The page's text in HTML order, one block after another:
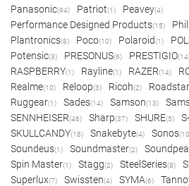
Panasonic(94) Patriot(1) Peavey(4)
Performance Designed Products(15)
Plantronics(8) Poco(10) Polaroid(1)
Potensic(3) PRESONUS(6) PRESTIGIO
RASPBERRY(1) Rayline(1) RAZER(14)
Realme(10) Reloop(3) Ricoh(2) Roadstar
Ruggear(1) Sades(14) Samson(13)
SENNHEISER(46) Sharp(37) SHURE(5)
SKULLCANDY(18) Snakebyte(4) Sonos
Soundeus(1) Soundmaster(2)
Spin Master(1) Stagg(2) SteelSeries(8)
Superlux(7) Swissten(4) SYMA(6)